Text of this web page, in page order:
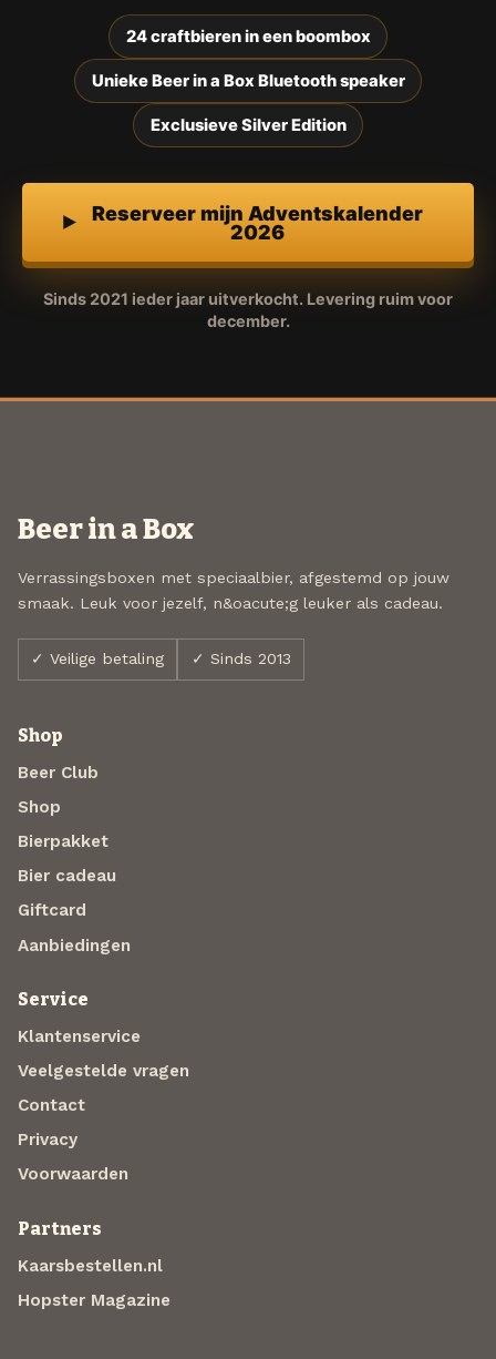
24 craftbieren in een boombox
Unieke Beer in a Box Bluetooth speaker
Exclusieve Silver Edition
Reserveer mijn Adventskalender
2026
Sinds 2021 ieder jaar uitverkocht. Levering ruim voor
december.
Beer in a Box
Verrassingsboxen met speciaalbier, afgestemd op jouw
smaak. Leuk voor jezelf, n&oacute;g leuker als cadeau.
✓ Veilige betaling ✓ Sinds 2013
Shop
Beer Club
Shop
Bierpakket
Bier cadeau
Giftcard
Aanbiedingen
Service
Klantenservice
Veelgestelde vragen
Contact
Privacy
Voorwaarden
Partners
Kaarsbestellen.nl
Hopster Magazine